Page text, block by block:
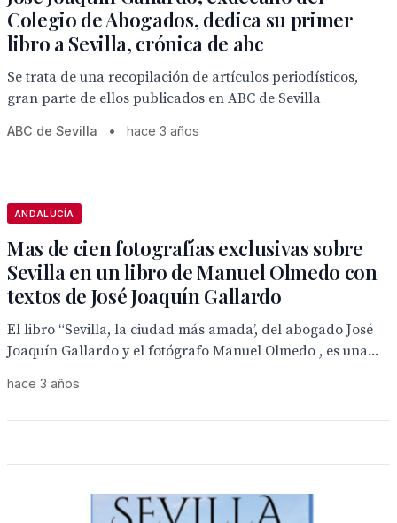
Colegio de Abogados, dedica su primer
libro a Sevilla, crónica de abc
Se trata de una recopilación de artículos periodísticos,
gran parte de ellos publicados en ABC de Sevilla
ABC de Sevilla • hace 3 años
ANDALUCÍA
Mas de cien fotografías exclusivas sobre
Sevilla en un libro de Manuel Olmedo con
textos de José Joaquín Gallardo
El libro “Sevilla, la ciudad más amada’, del abogado José
Joaquín Gallardo y el fotógrafo Manuel Olmedo , es una...
hace 3 años